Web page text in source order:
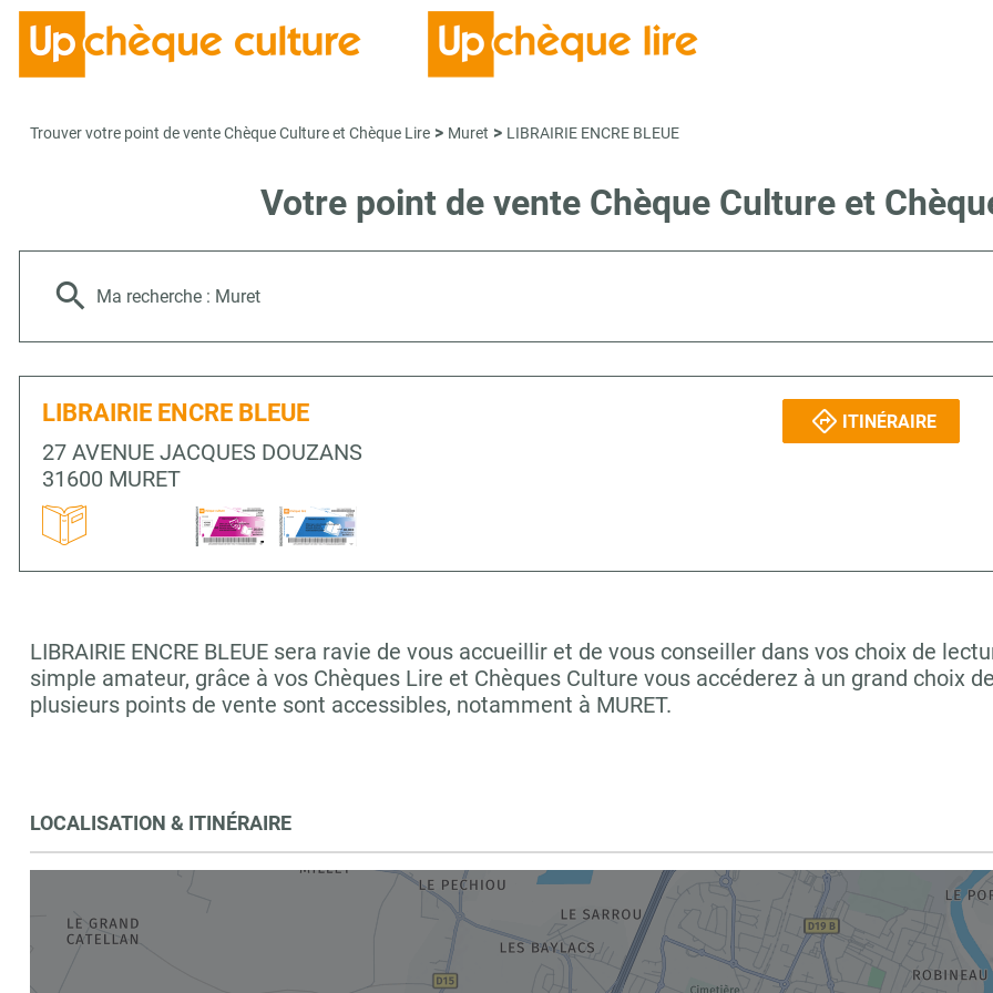
Trouver votre point de vente Chèque Culture et Chèque Lire > Muret > LIBRAIRIE ENCRE BLEUE
Votre point de vente Chèque Culture et
Ma recherche : Muret
LIBRAIRIE ENCRE BLEUE
27 AVENUE JACQUES DOUZANS
31600 MURET
ITINÉRAIRE
LIBRAIRIE ENCRE BLEUE sera ravie de vous accueillir et de vous conseiller dans vos choix de
simple amateur, grâce à vos Chèques Lire et Chèques Culture vous accéderez à un grand choix
plusieurs points de vente sont accessibles, notamment à MURET.
LOCALISATION & ITINÉRAIRE